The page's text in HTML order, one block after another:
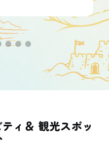
ィ＆ 観光スポッ